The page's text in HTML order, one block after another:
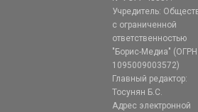
Учредитель:
с ограниченной
ответственностью
"Борис-Медиа" (ОГРН
1095009003572)
Главный редактор:
Тосунян Б.С.
Адрес электронной